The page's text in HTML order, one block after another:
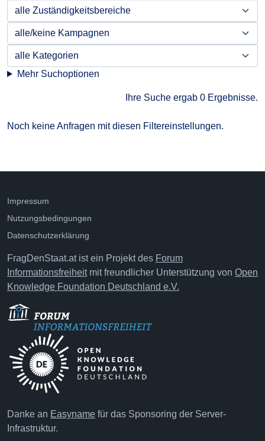
Mehr Suchoptionen
Ihre Suche ergab 0 Ergebnisse.
Noch keine Anfragen mit diesen Filtereinstellungen.
Impressum
Nutzungsbedingungen
Datenschutzerklärung
FragDenStaat.at ist ein Projekt des Forum
Informationsfreiheitmit freundlicher Unterstützung von Open
Knowledge Foundation Deutschland e.V.
Danke an Easyname für das Sponsoring der Server-
Infrastruktur.